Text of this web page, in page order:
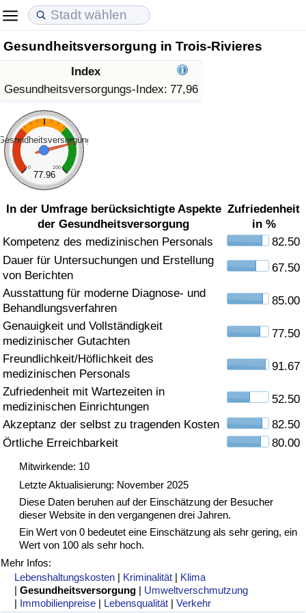
Gesundheitsversorgung in Trois-Rivieres
Index
Gesundheitsversorgungs-Index: 77,96
0 100
77.96
In der Umfrage berücksichtigte Aspekte
der Gesundheitsversorgung
Zufriedenheit
in %
Kompetenz des medizinischen Personals
82.50
Dauer für Untersuchungen und Erstellung
von Berichten
67.50
Ausstattung für moderne Diagnose- und
Behandlungsverfahren
85.00
Genauigkeit und Vollständigkeit
medizinischer Gutachten
77.50
Freundlichkeit/Höflichkeit des
medizinischen Personals
91.67
Zufriedenheit mit Wartezeiten in
medizinischen Einrichtungen
52.50
Akzeptanz der selbst zu tragenden Kosten
82.50
Örtliche Erreichbarkeit
80.00
Mitwirkende: 10
Letzte Aktualisierung: November 2025
Diese Daten beruhen auf der Einschätzung der Besucher
dieser Website in den vergangenen drei Jahren.
Ein Wert von 0 bedeutet eine Einschätzung als sehr gering, ein
Wert von 100 als sehr hoch.
Mehr Infos:
Lebenshaltungskosten | Kriminalität | Klima
|Gesundheitsversorgung | Umweltverschmutzung
| Immobilienpreise | Lebensqualität |Verkehr
Lebenshaltungskosten
Lebenshaltungskosten-Index (aktuell)
Lebenshaltungskosten-Index
Lebenshaltungskosten-Index nach Land
in Akaba
Immobilienpreise
Immobilienpreis-Index (aktuell)
Immobilienpreis-Index
Immobilienpreis-Index nach Land
Lebensqualität
Lebensqualität-Index
Lebensqualität-Index (aktuell)
Lebensqualitätsindex nach Land
Kriminalität
Kriminalitäts-Index (aktuell)
Kriminalitäts-Index
Kriminalitätsindex nach Land
Gesundheitsversorgung
Gesundheitsversorgungs-Index (aktuell)
Gesundheitsversorgungs-Index
Gesundheitsversorgungs-Index nach Land
Umweltverschmutzung
Umweltverschmutzungs-Index (aktuell)
Verschmutzungsindex
Umweltverschmutzungs-Index nach Land
Verkehr